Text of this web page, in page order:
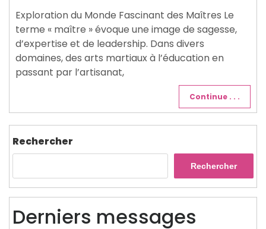
Exploration du Monde Fascinant des Maîtres Le
terme « maître » évoque une image de sagesse,
d’expertise et de leadership. Dans divers
domaines, des arts martiaux à l’éducation en
passant par l’artisanat,
Continue . . .
Rechercher
Rechercher
Derniers messages